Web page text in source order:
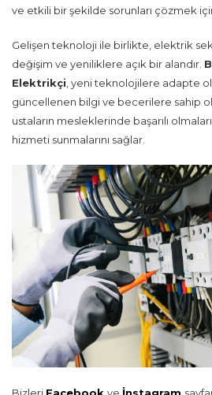
ve etkili bir şekilde sorunları çözmek
Gelişen teknoloji ile birlikte, elektrik
değişim ve yeniliklere açık bir alandır.
Elektrikçi , yeni teknolojilere adapte
güncellenen bilgi ve becerilere sahip
ustaların mesleklerinde başarılı
hizmeti sunmalarını sağlar.